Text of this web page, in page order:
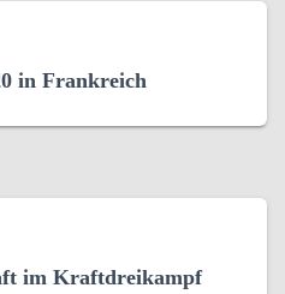
in Frankreich
im Kraftdreikampf